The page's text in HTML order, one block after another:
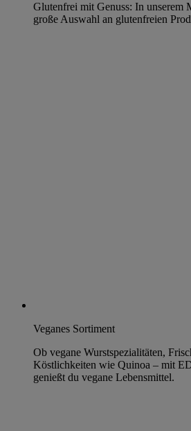
Glutenfrei mit Genuss: In unserem
große Auswahl an glutenfreien
Veganes Sortiment
Ob vegane Wurstspezialitäten,
Köstlichkeiten wie Quinoa – mit
genießt du vegane Lebensmittel.